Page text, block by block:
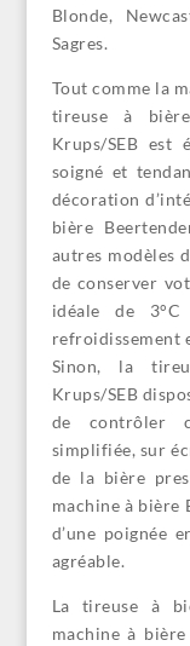
Blonde,
Sagres.
Tout comme la
tireuse à
Krups/SEB est
soigné et
décoration
bière
autres modèles
de conserver
idéale de
refroidissement
Sinon, la
Krups/SEB
de contrôler
simplifiée, sur
de la bière
machine à bière
d’une poignée
agréable.
La tireuse à
machine à